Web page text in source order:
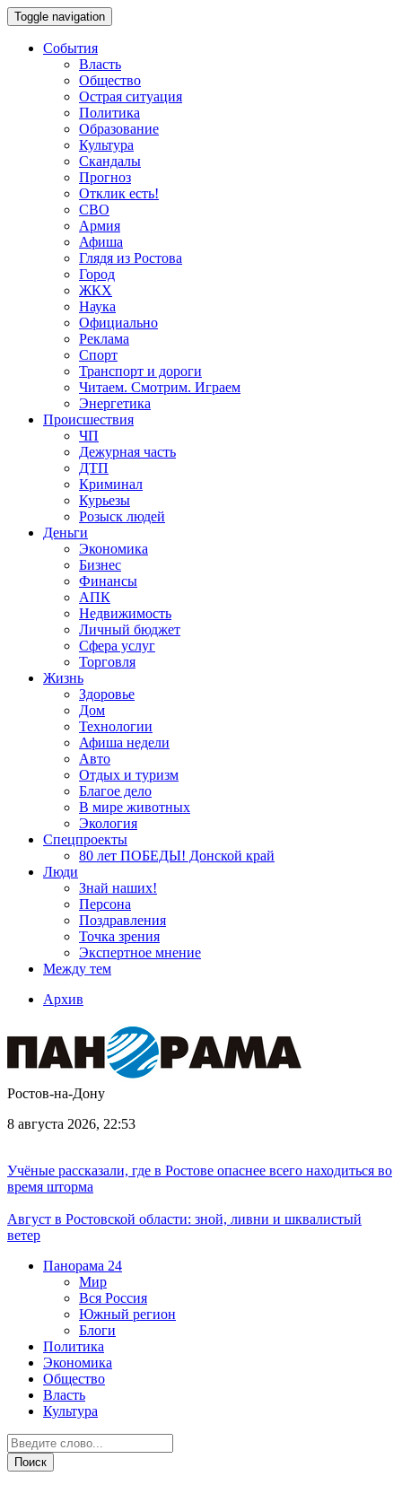
Toggle navigation
События
Власть
Общество
Острая ситуация
Политика
Образование
Культура
Скандалы
Прогноз
Отклик есть!
СВО
Армия
Афиша
Глядя из Ростова
Город
ЖКХ
Наука
Официально
Реклама
Спорт
Транспорт и дороги
Читаем. Смотрим. Играем
Энергетика
Происшествия
ЧП
Дежурная часть
ДТП
Криминал
Курьезы
Розыск людей
Деньги
Экономика
Бизнес
Финансы
АПК
Недвижимость
Личный бюджет
Сфера услуг
Торговля
Жизнь
Здоровье
Дом
Технологии
Афиша недели
Авто
Отдых и туризм
Благое дело
В мире животных
Экология
Спецпроекты
80 лет ПОБЕДЫ! Донской край
Люди
Знай наших!
Персона
Поздравления
Точка зрения
Экспертное мнение
Между тем
Архив
Ростов-на-Дону
8 августа 2026, 22:53
Учёные рассказали, где в Ростове опаснее всего находиться во
время шторма
Август в Ростовской области: зной, ливни и шквалистый
ветер
Панорама 24
Мир
Вся Россия
Южный регион
Блоги
Политика
Экономика
Общество
Власть
Культура